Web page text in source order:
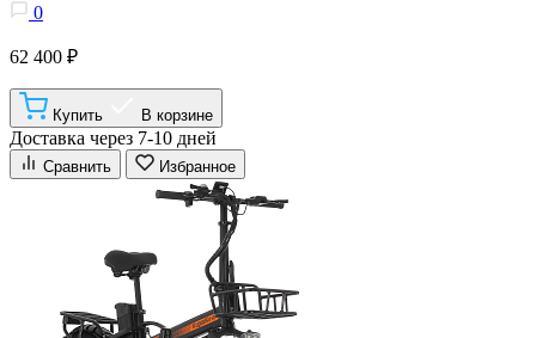
0
62 400 ₽
Купить В корзине
Доставка через 7-10 дней
Сравнить Избранное